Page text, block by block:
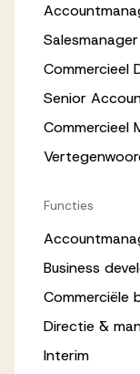
Salesmanager
Commercieel
Senior
Commercieel
Functies
Business
Commerciële
Directie &
Interim